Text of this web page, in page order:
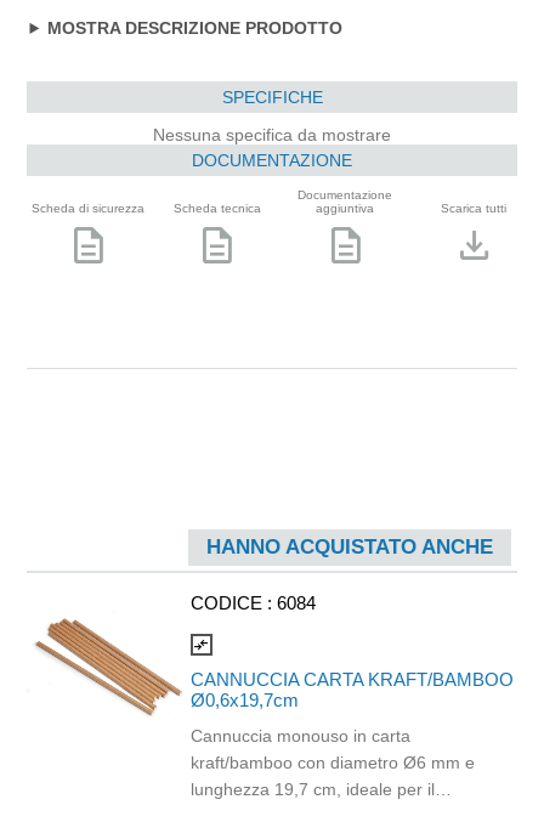
MOSTRA DESCRIZIONE PRODOTTO
SPECIFICHE
Nessuna specifica da mostrare
DOCUMENTAZIONE
Scheda di sicurezza
description
Scheda tecnica
description
Documentazione
aggiuntiva
description
Scarica tutti
download
HANNO ACQUISTATO ANCHE
CODICE : 6084
compare_arrows
CANNUCCIA CARTA KRAFT/BAMBOO
Ø0,6x19,7cm
Cannuccia monouso in carta
kraft/bamboo con diametro Ø6 mm e
lunghezza 19,7 cm, ideale per il